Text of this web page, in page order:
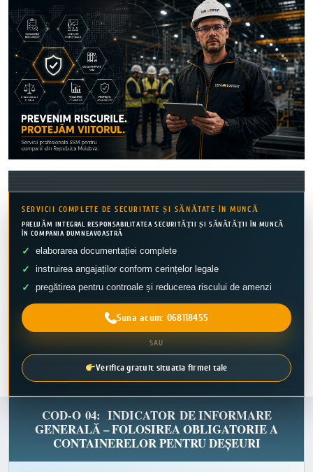
SERVICII COMPLETE DE SECURITATE ȘI SĂNĂTATE ÎN MUNCĂ
PRELUĂM INTEGRAL RESPONSABILITATEA SECURITĂȚII ȘI SĂNĂTĂȚII ÎN MUNCĂ
ÎN COMPANIA DUMNEAVOASTRĂ
elaborarea documentației complete
instruirea angajaților conform cerințelor legale
pregătirea pentru controale și reducerea riscului de amenzi
Suna acum: 068118455
SAU
Verifica gratuit situatia firmei tale
COD-O 04: INDICATOR DE INFORMARE
GENERALĂ – FOLOSIREA OBLIGATORIE A
CONTAINERELOR PENTRU DEȘEURI